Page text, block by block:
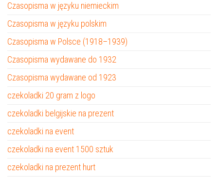
Czasopisma w języku niemieckim
Czasopisma w języku polskim
Czasopisma w Polsce (1918–1939)
Czasopisma wydawane do 1932
Czasopisma wydawane od 1923
czekoladki 20 gram z logo
czekoladki belgijskie na prezent
czekoladki na event
czekoladki na event 1500 sztuk
czekoladki na prezent hurt